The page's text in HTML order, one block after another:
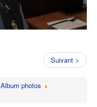
Suivant >
Album photos